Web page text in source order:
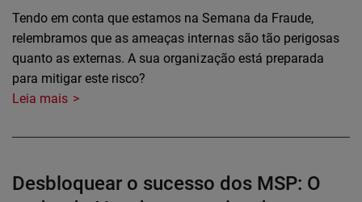
Tendo em conta que estamos na Semana da Fraude,
relembramos que as ameaças internas são tão perigosas
quanto as externas. A sua organização está preparada
para mitigar este risco?
Leia mais
Desbloquear o sucesso dos MSP: O